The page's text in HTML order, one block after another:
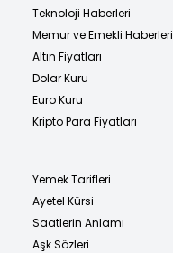
Teknoloji Haberleri
Memur ve Emekli Haberleri
Altın Fiyatları
Dolar Kuru
Euro Kuru
Kripto Para Fiyatları
Yemek Tarifleri
Ayetel Kürsi
Saatlerin Anlamı
Aşk Sözleri